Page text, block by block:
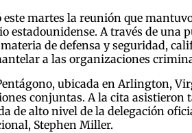
martes la reunión que
A través de una
de defensa y seguridad,
a las organizaciones
ubicada en Arlington,
conjuntas. A la cita asistieron
de alto nivel de la delegación
Stephen Miller.